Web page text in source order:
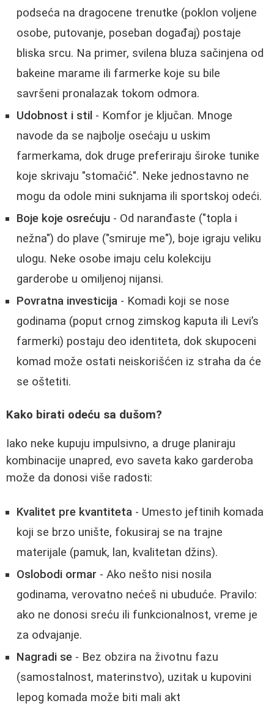
podseća na dragocene trenutke (poklon voljene
osobe, putovanje, poseban događaj) postaje
bliska srcu. Na primer, svilena bluza sačinjena od
bakeine marame ili farmerke koje su bile
savršeni pronalazak tokom odmora.
Udobnost i stil - Komfor je ključan. Mnoge
navode da se najbolje osećaju u uskim
farmerkama, dok druge preferiraju široke tunike
koje skrivaju "stomačić". Neke jednostavno ne
mogu da odole mini suknjama ili sportskoj odeći.
Boje koje osrećuju - Od naranđaste ("topla i
nežna") do plave ("smiruje me"), boje igraju veliku
ulogu. Neke osobe imaju celu kolekciju
garderobe u omiljenoj nijansi.
Povratna investicija - Komadi koji se nose
godinama (poput crnog zimskog kaputa ili Levi’s
farmerki) postaju deo identiteta, dok skupoceni
komad može ostati neiskorišćen iz straha da će
se oštetiti.
Kako birati odeću sa dušom?
Iako neke kupuju impulsivno, a druge planiraju
kombinacije unapred, evo saveta kako garderoba
može da donosi više radosti:
Kvalitet pre kvantiteta - Umesto jeftinih komada
koji se brzo unište, fokusiraj se na trajne
materijale (pamuk, lan, kvalitetan džins).
Oslobodi ormar - Ako nešto nisi nosila
godinama, verovatno nećeš ni ubuduće. Pravilo:
ako ne donosi sreću ili funkcionalnost, vreme je
za odvajanje.
Nagradi se - Bez obzira na životnu fazu
(samostalnost, materinstvo), uzitak u kupovini
lepog komada može biti mali akt